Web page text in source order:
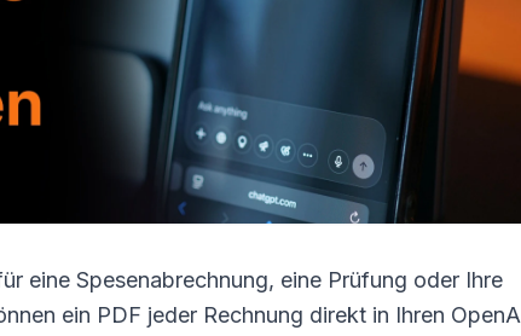
eine Spesenabrechnung, eine Prüfung oder Ihre
ein PDF jeder Rechnung direkt in Ihren